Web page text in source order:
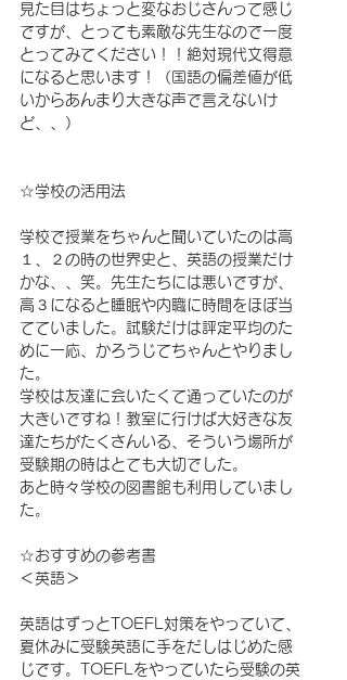
見た目はちょっと変なおじさんって感じ
ですが、とっても素敵な先生なので一度
とってみてください！！絶対現代文得意
になると思います！（国語の偏差値が低
いからあんまり大きな声で言えないけ
ど、、）
☆学校の活用法
学校で授業をちゃんと聞いていたのは高
１、２の時の世界史と、英語の授業だけ
かな、、笑。先生たちには悪いですが、
高３になると睡眠や内職に時間をほぼ当
てていました。試験だけは評定平均のた
めに一応、かろうじてちゃんとやりまし
た。
学校は友達に会いたくて通っていたのが
大きいですね！教室に行けば大好きな友
達たちがたくさんいる、そういう場所が
受験期の時はとても大切でした。
あと時々学校の図書館も利用していまし
た。
☆おすすめの参考書
＜英語＞
英語はずっとTOEFL対策をやっていて、
夏休みに受験英語に手をだしはじめた感
じです。TOEFLをやっていたら受験の英